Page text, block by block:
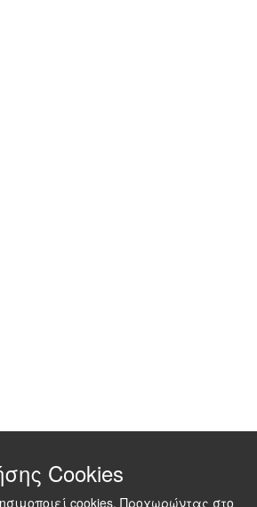
Cookies
cookies. Προχωρώντας στο